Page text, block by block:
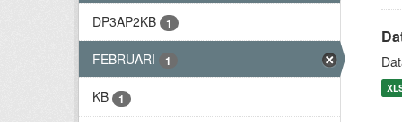
DP3AP2KB 1
FEBRUARI 1
KB 1